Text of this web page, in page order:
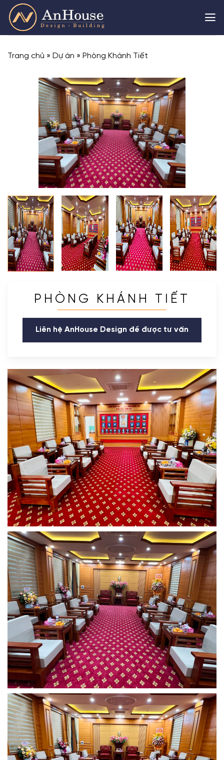
Skip
content
Trang chủ » Dự án » Phòng Khánh Tiết
PHÒNG KHÁNH TIẾT
Liên hệ AnHouse Design để được tư vấn